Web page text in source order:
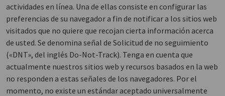
actividades en línea. Una de ellas consiste en configurar las
preferencias de su navegador a fin de notificar a los sitios web
visitados que no quiere que recojan cierta información acerca
de usted. Se denomina señal de Solicitud de no seguimiento
(«DNT», del inglés Do-Not-Track). Tenga en cuenta que
actualmente nuestros sitios web y recursos basados en la web
no responden a estas señales de los navegadores. Por el
momento, no existe un estándar aceptado universalmente